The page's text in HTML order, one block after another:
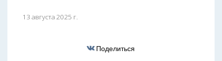
13 августа 2025 г.
Поделиться